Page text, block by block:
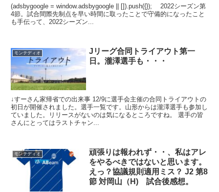
(adsbygoogle = window.adsbygoogle || []).push({}); 2022シーズン第
4節。試合間際先制点を早い時間に取ったことで守備的になったこと
も手伝って、2022シーズン...
モンテディオ
Jリーグ合同トライアウト第一
日。瀧澤選手も・・・
↓すーさん家帰省での出来事 12/9に選手会主催の合同トライアウトの
初日が開催されました。選手一覧です。山形からは瀧澤選手も参加し
ていました。リリースがないのは気になるところですね。 選手の皆
さんにとってはラストチャン...
モンテディオ
頑張りは報われず・・、私はアレ
をやるべきではないと思います。
えっ？協議規則適用ミス？ J2 第8
節 対岡山（H) 試合後感想。